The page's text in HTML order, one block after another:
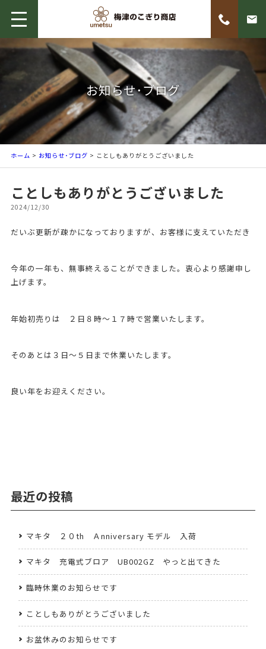
お知らせ･ブログ
ホーム > お知らせ･ブログ > ことしもありがとうございました
ことしもありがとうございました
2024/12/30
だいぶ更新が疎かになっておりますが、お客様に支えていただき
今年の一年も、無事終えることができました。衷心より感謝申し
上げます。
年始初売りは ２日８時～１７時で営業いたします。
そのあとは３日～５日まで休業いたします。
良い年をお迎えください。
最近の投稿
マキタ ２０th Ａnniversary モデル 入荷
マキタ 充電式ブロア UB002GZ やっと出てきた
臨時休業のお知らせです
ことしもありがとうございました
お盆休みのお知らせです